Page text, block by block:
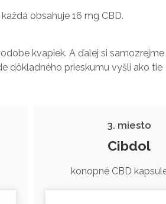
obsahuje 16 mg CBD.
kvapiek. A ďalej si samozrejme
dôkladného prieskumu vyšli ako tie
3. miesto
Cibdol
konopné CBD